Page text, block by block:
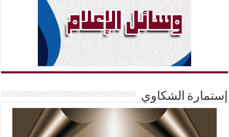
إستمارة الشكاوي